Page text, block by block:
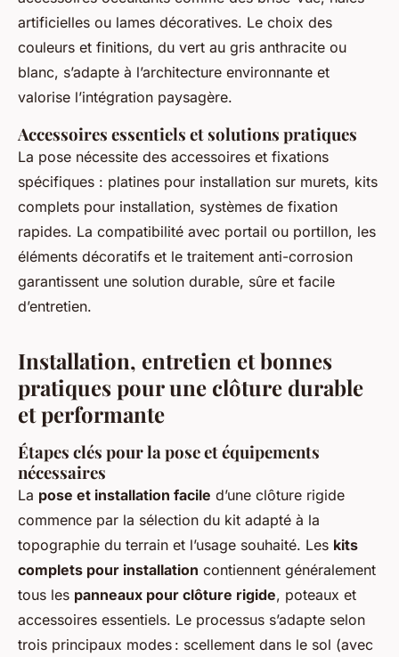
artificielles ou lames décoratives. Le choix des
couleurs et finitions, du vert au gris anthracite ou
blanc, s’adapte à l’architecture environnante et
valorise l’intégration paysagère.
Accessoires essentiels et solutions pratiques
La pose nécessite des accessoires et fixations
spécifiques : platines pour installation sur murets, kits
complets pour installation, systèmes de fixation
rapides. La compatibilité avec portail ou portillon, les
éléments décoratifs et le traitement anti-corrosion
garantissent une solution durable, sûre et facile
d’entretien.
Installation, entretien et bonnes
pratiques pour une clôture durable
et performante
Étapes clés pour la pose et équipements
nécessaires
La pose et installation facile d’une clôture rigide
commence par la sélection du kit adapté à la
topographie du terrain et l’usage souhaité. Les kits
complets pour installation contiennent généralement
tous les panneaux pour clôture rigide, poteaux et
accessoires essentiels. Le processus s’adapte selon
trois principaux modes : scellement dans le sol (avec